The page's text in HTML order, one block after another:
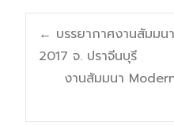
Post
← บรรยากาศงานสัมม
2017 จ. ปราจีนบุรี
งานสัมมนา